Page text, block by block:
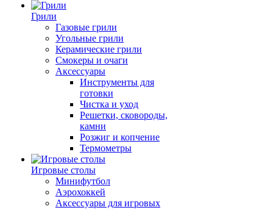
Грили
Газовые грили
Угольные грили
Керамические грили
Смокеры и очаги
Аксессуары
Инструменты для
готовки
Чистка и уход
Решетки, сковороды,
камни
Розжиг и копчение
Термометры
Игровые столы
Минифутбол
Аэрохоккей
Аксессуары для игровых